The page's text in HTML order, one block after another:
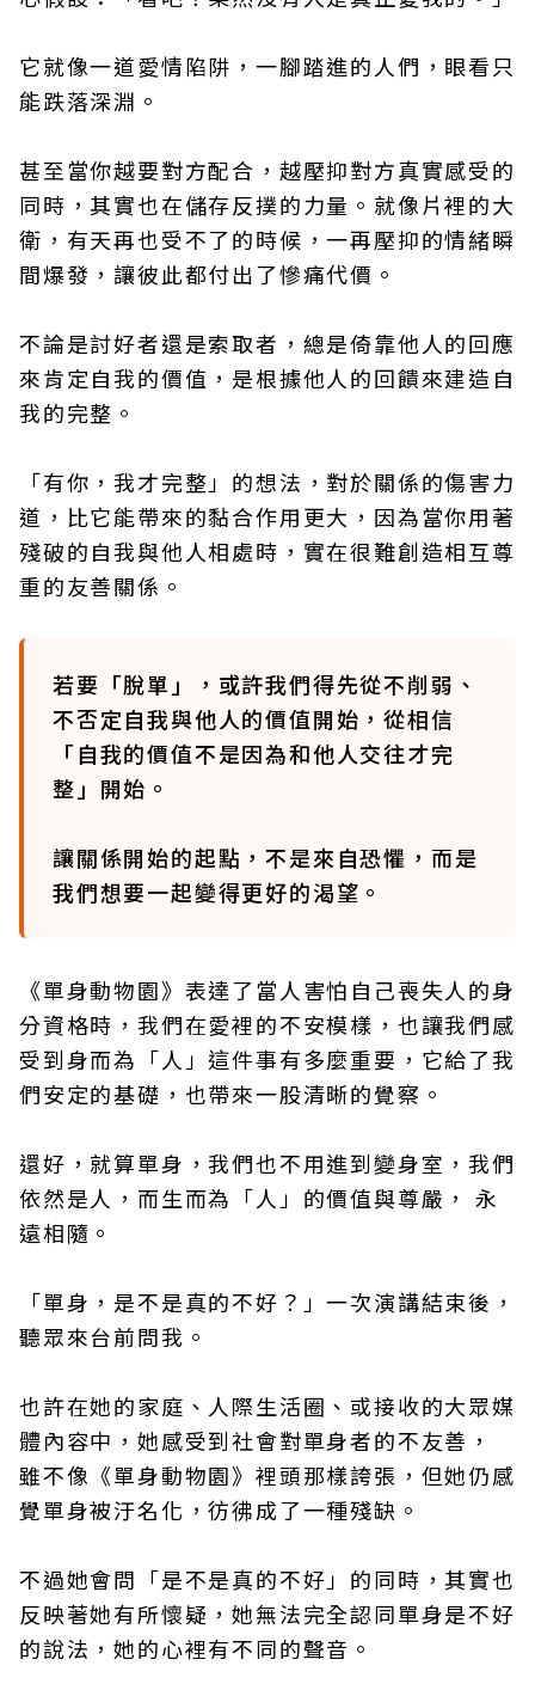
它就像一道愛情陷阱，一腳踏進的人們，眼看只
能跌落深淵。
甚至當你越要對方配合，越壓抑對方真實感受的
同時，其實也在儲存反撲的力量。就像片裡的大
衛，有天再也受不了的時候，一再壓抑的情緒瞬
間爆發，讓彼此都付出了慘痛代價。
不論是討好者還是索取者，總是倚靠他人的回應
來肯定自我的價值，是根據他人的回饋來建造自
我的完整。
「有你，我才完整」的想法，對於關係的傷害力
道，比它能帶來的黏合作用更大，因為當你用著
殘破的自我與他人相處時，實在很難創造相互尊
重的友善關係。
若要「脫單」，或許我們得先從不削弱、
不否定自我與他人的價值開始，從相信
「自我的價值不是因為和他人交往才完
整」開始。
讓關係開始的起點，不是來自恐懼，而是
我們想要一起變得更好的渴望。
《單身動物園》表達了當人害怕自己喪失人的身
分資格時，我們在愛裡的不安模樣，也讓我們感
受到身而為「人」這件事有多麼重要，它給了我
們安定的基礎，也帶來一股清晰的覺察。
還好，就算單身，我們也不用進到變身室，我們
依然是人，而生而為「人」的價值與尊嚴， 永
遠相隨。
「單身，是不是真的不好？」一次演講結束後，
聽眾來台前問我。
也許在她的家庭、人際生活圈、或接收的大眾媒
體內容中，她感受到社會對單身者的不友善，
雖不像《單身動物園》裡頭那樣誇張，但她仍感
覺單身被汙名化，彷彿成了一種殘缺。
不過她會問「是不是真的不好」的同時，其實也
反映著她有所懷疑，她無法完全認同單身是不好
的說法，她的心裡有不同的聲音。